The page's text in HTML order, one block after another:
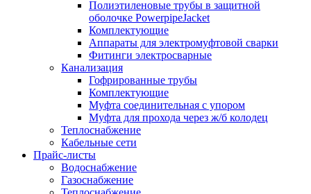
Полиэтиленовые трубы в защитной
оболочке PowerpipeJacket
Комплектующие
Аппараты для электромуфтовой сварки
Фитинги электросварные
Канализация
Гофрированные трубы
Комплектующие
Муфта соединительная с упором
Муфта для прохода через ж/б колодец
Теплоснабжение
Кабельные сети
Прайс-листы
Водоснабжение
Газоснабжение